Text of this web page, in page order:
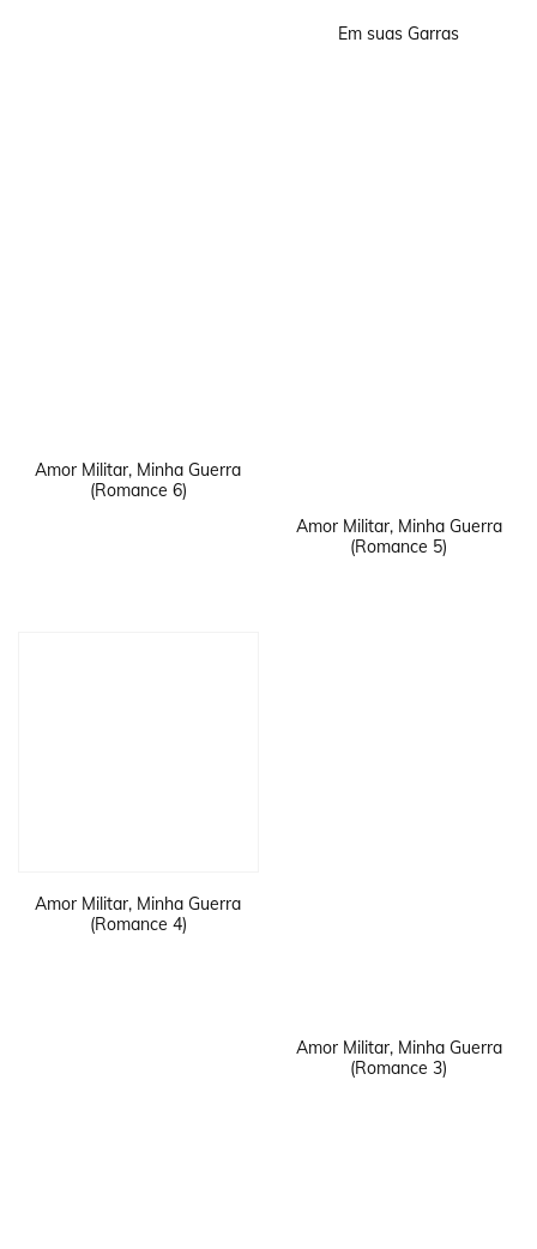
Em suas Garras
Amor Militar, Minha Guerra
(Romance 6)
Amor Militar, Minha Guerra
(Romance 5)
Amor Militar, Minha Guerra
(Romance 4)
Amor Militar, Minha Guerra
(Romance 3)